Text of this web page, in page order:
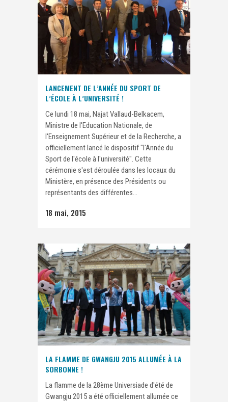
LANCEMENT DE L’ANNÉE DU SPORT DE
L’ÉCOLE À L’UNIVERSITÉ !
Ce lundi 18 mai, Najat Vallaud-Belkacem,
Ministre de l'Education Nationale, de
l'Enseignement Supérieur et de la Recherche, a
officiellement lancé le dispositif "l'Année du
Sport de l'école à l'université". Cette
cérémonie s'est déroulée dans les locaux du
Ministère, en présence des Présidents ou
représentants des différentes...
18 mai, 2015
LA FLAMME DE GWANGJU 2015 ALLUMÉE À LA
SORBONNE !
La flamme de la 28ème Universiade d'été de
Gwangju 2015 a été officiellement allumée ce